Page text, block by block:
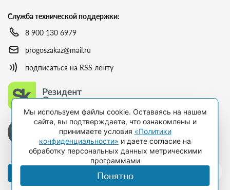
Служба технической поддержки:
8 900 130 6979
progoszakaz@mail.ru
подписаться на RSS ленту
Мы используем файлы cookie. Оставаясь на нашем
сайте, вы подтверждаете, что ознакомлены и
принимаете условия «Политики
конфиденциальности» и даете согласие на
обработку персональных данных метрическими
программами
Понятно